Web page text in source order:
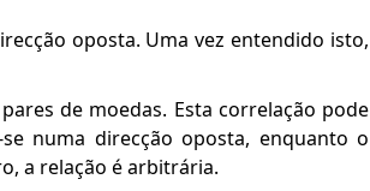
oposta. Uma vez entendido isto,
de moedas. Esta correlação pode
numa direcção oposta, enquanto o
a relação é arbitrária.